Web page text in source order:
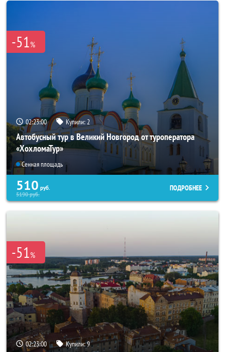
-51%
02:22:59 Купили: 2
Автобусный тур в Великий Новгород от туроператора
«ХохломаТур»
Сенная площадь
510 руб.
5190руб.
ПОДРОБНЕЕ
-51%
02:22:59 Купили:9